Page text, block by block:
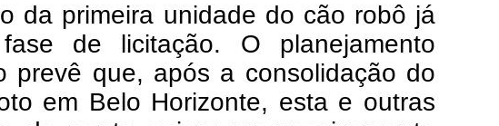
da primeira unidade do cão robô já
de licitação. O planejamento
prevê que, após a consolidação do
em Belo Horizonte, esta e outras